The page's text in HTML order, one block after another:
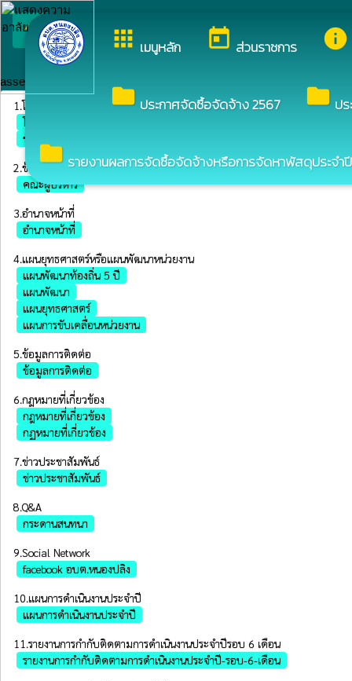
apps เมนูหลัก today ส่วนราชการ info
folder ประกาศจัดซื้อจัดจ้าง 2567 folder ป
folder รายงานผลการจัดซื้อจัดจ้างหรือการจัดหาพัสดุประจำปี
arrow_back_ios กลับเมนูหลัก ยินดีต้อนรับสู่เว็บไซต์ของ อง
assessment
1.โครงสร้าง
โครงสร้างองค์กร
ข้อมูลการติดต่อ
2.ข้อมูลผู้บริหาร
คณะผู้บริหาร
3.อำนาจหน้าที่
อำนาจหน้าที่
4.แผนยุทธศาสตร์หรือแผนพัฒนาหน่วยงาน
แผนพัฒนาท้องถิ่น 5 ปี
แผนพัฒนา
แผนยุทธศาสตร์
แผนการขับเคลื่อนหน่วยงาน
5.ข้อมูลการติดต่อ
ข้อมูลการติดต่อ
6.กฎหมายที่เกี่ยวข้อง
กฎหมายที่เกี่ยวข้อง
กฏหมายที่เกี่ยวข้อง
7.ข่าวประชาสัมพันธ์
ข่าวประชาสัมพันธ์
8.Q&A
กระดานสนทนา
9.Social Network
facebook อบต.หนองปลิง
10.แผนการดำเนินงานประจำปี
แผนการดำเนินงานประจำปี
11.รายงานการกำกับติดตามการดำเนินงานประจำปีรอบ 6 เดือน
รายงานการกำกับติดตามการดำเนินงานประจำปี-รอบ-6-เดือน